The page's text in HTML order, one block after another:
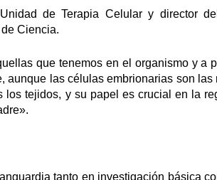
de Terapia Celular y director
Ciencia.
que tenemos en el organismo y a
las células embrionarias son las
tejidos, y su papel es crucial en la
tanto en investigación básica